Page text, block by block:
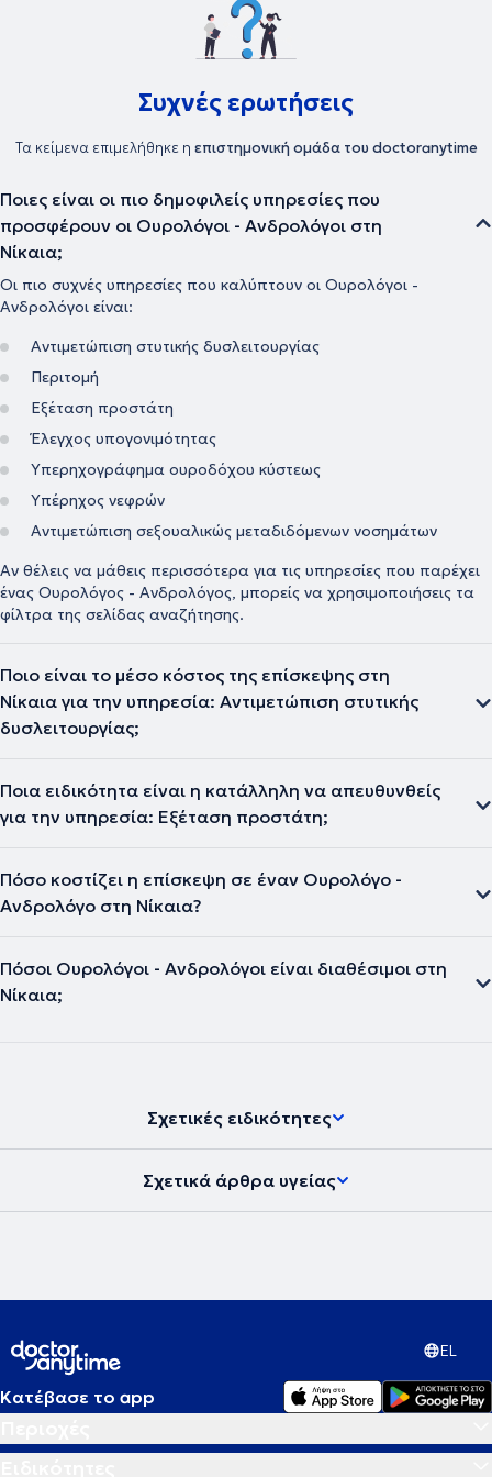
Συχνές ερωτήσεις
Τα κείμενα επιμελήθηκε η επιστημονική ομάδα του doctoranytime
Ποιες είναι οι πιο δημοφιλείς υπηρεσίες που
προσφέρουν οι Ουρολόγοι - Ανδρολόγοι στη
Νίκαια;
Οι πιο συχνές υπηρεσίες που καλύπτουν οι Ουρολόγοι -
Ανδρολόγοι είναι:
Αντιμετώπιση στυτικής δυσλειτουργίας
Περιτομή
Εξέταση προστάτη
Έλεγχος υπογονιμότητας
Υπερηχογράφημα ουροδόχου κύστεως
Υπέρηχος νεφρών
Αντιμετώπιση σεξουαλικώς μεταδιδόμενων νοσημάτων
Αν θέλεις να μάθεις περισσότερα για τις υπηρεσίες που παρέχει
ένας Ουρολόγος - Ανδρολόγος, μπορείς να χρησιμοποιήσεις τα
φίλτρα της σελίδας αναζήτησης.
Ποιο είναι το μέσο κόστος της επίσκεψης στη
Νίκαια για την υπηρεσία: Αντιμετώπιση στυτικής
δυσλειτουργίας;
Ποια ειδικότητα είναι η κατάλληλη να απευθυνθείς
για την υπηρεσία: Εξέταση προστάτη;
Πόσο κοστίζει η επίσκεψη σε έναν Ουρολόγο -
Ανδρολόγο στη Νίκαια?
Πόσοι Ουρολόγοι - Ανδρολόγοι είναι διαθέσιμοι στη
Νίκαια;
Σχετικές ειδικότητες
Σχετικά άρθρα υγείας
EL
Κατέβασε το app